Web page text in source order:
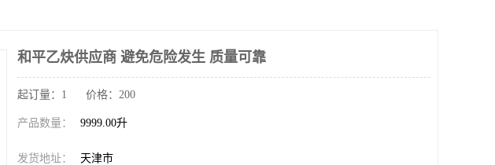
和平乙炔供应商 避免危险发生 质量可靠
起订量：1 价格：200
产品数量： 9999.00升
发货地址： 天津市